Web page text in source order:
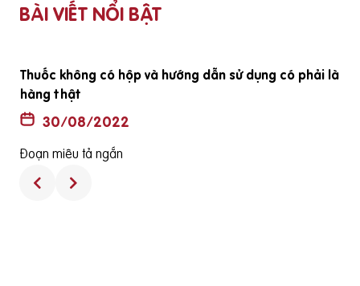
BÀI VIẾT NỔI BẬT
Thuốc không có hộp và hướng dẫn sử dụng có phải là
hàng thật
30/08/2022
Đoạn miêu tả ngắn